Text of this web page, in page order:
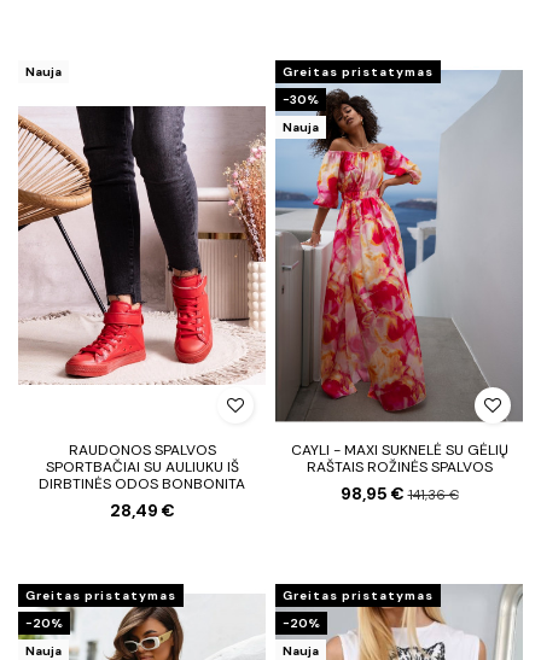
Nauja
RAUDONOS SPALVOS
SPORTBAČIAI SU AULIUKU IŠ
DIRBTINĖS ODOS BONBONITA
28,49 €
Greitas pristatymas
−30%
Nauja
CAYLI - MAXI SUKNELĖ SU GĖLIŲ
RAŠTAIS ROŽINĖS SPALVOS
98,95 €141,36 €
Greitas pristatymas
−20%
Nauja
Greitas pristatymas
−20%
Nauja